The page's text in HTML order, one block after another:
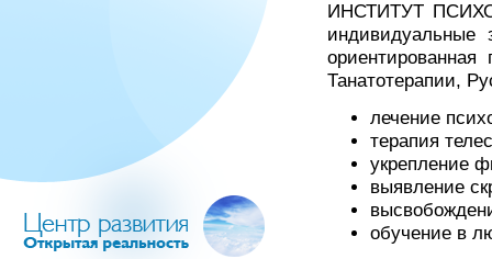
ИНСТИТУТ
индивидуальные
Танатотерапии,
лечение
терапия
укрепление
выявление
обучение в